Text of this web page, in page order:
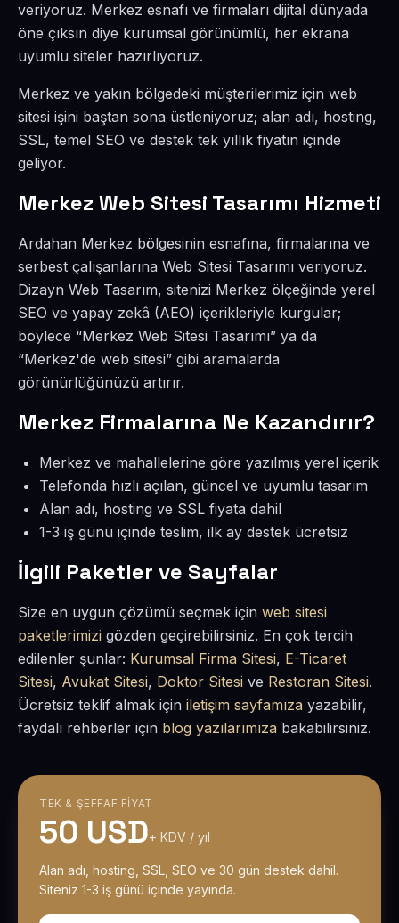
veriyoruz. Merkez esnafı ve firmaları dijital dünyada
öne çıksın diye kurumsal görünümlü, her ekrana
uyumlu siteler hazırlıyoruz.
Merkez ve yakın bölgedeki müşterilerimiz için web
sitesi işini baştan sona üstleniyoruz; alan adı, hosting,
SSL, temel SEO ve destek tek yıllık fiyatın içinde
geliyor.
Merkez Web Sitesi Tasarımı Hizmeti
Ardahan Merkez bölgesinin esnafına, firmalarına ve
serbest çalışanlarına Web Sitesi Tasarımı veriyoruz.
Dizayn Web Tasarım, sitenizi Merkez ölçeğinde yerel
SEO ve yapay zekâ (AEO) içerikleriyle kurgular;
böylece “Merkez Web Sitesi Tasarımı” ya da
“Merkez'de web sitesi” gibi aramalarda
görünürlüğünüzü artırır.
Merkez Firmalarına Ne Kazandırır?
Merkez ve mahallelerine göre yazılmış yerel içerik
Telefonda hızlı açılan, güncel ve uyumlu tasarım
Alan adı, hosting ve SSL fiyata dahil
1-3 iş günü içinde teslim, ilk ay destek ücretsiz
İlgili Paketler ve Sayfalar
Size en uygun çözümü seçmek için web sitesi
paketlerimizi gözden geçirebilirsiniz. En çok tercih
edilenler şunlar: Kurumsal Firma Sitesi, E-Ticaret
Sitesi, Avukat Sitesi, Doktor Sitesi ve Restoran Sitesi.
Ücretsiz teklif almak için iletişim sayfamıza yazabilir,
faydalı rehberler için blog yazılarımıza bakabilirsiniz.
TEK & ŞEFFAF FIYAT
50 USD+ KDV / yıl
Alan adı, hosting, SSL, SEO ve 30 gün destek dahil.
Siteniz 1-3 iş günü içinde yayında.